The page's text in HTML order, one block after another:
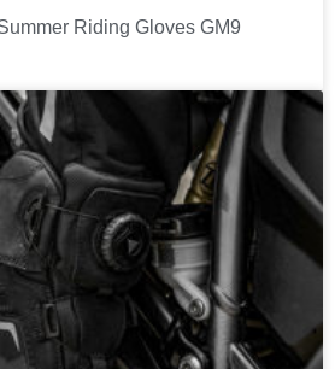
Riding Gloves GM9